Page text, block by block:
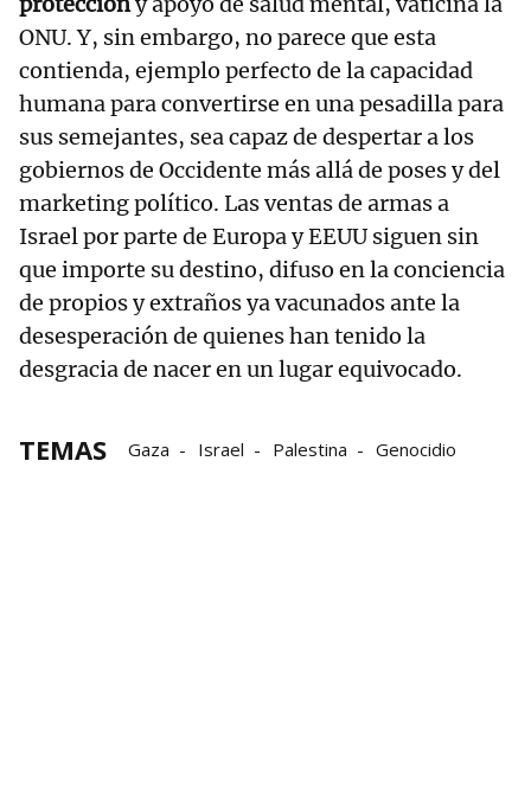
ONU. Y, sin embargo, no parece que esta
contienda, ejemplo perfecto de la capacidad
humana para convertirse en una pesadilla para
sus semejantes, sea capaz de despertar a los
gobiernos de Occidente más allá de poses y del
marketing político. Las ventas de armas a
Israel por parte de Europa y EEUU siguen sin
que importe su destino, difuso en la conciencia
de propios y extraños ya vacunados ante la
desesperación de quienes han tenido la
desgracia de nacer en un lugar equivocado.
TEMAS Gaza Israel Palestina Genocidio